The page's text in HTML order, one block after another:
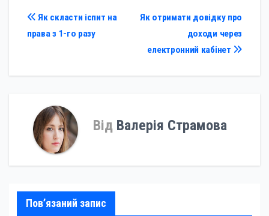
Навігація
записів
Як отримати довідку про
доходи через
електронний кабінет
Як скласти іспит на
права з 1-го разу
Від Валерія Страмова
Пов’язаний запис